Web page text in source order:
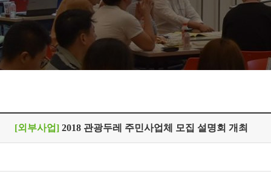
[외부사업] 2018 관광두레 주민사업체 모집 설명회 개최